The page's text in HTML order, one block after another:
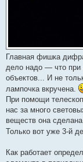
Главная фишка
дело надо — что при
объектов... И не
лампочка вкручена.
При помощи
нас за много
веществ она
Только вот уже 3-й
Как работает